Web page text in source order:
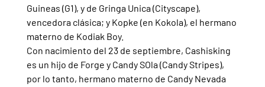
Guineas (G1), y de Gringa Unica (Cityscape),
vencedora clásica; y Kopke (en Kokola), el hermano
materno de Kodiak Boy.
Con nacimiento del 23 de septiembre, Cashisking
es un hijo de Forge y Candy SOla (Candy Stripes),
por lo tanto, hermano materno de Candy Nevada